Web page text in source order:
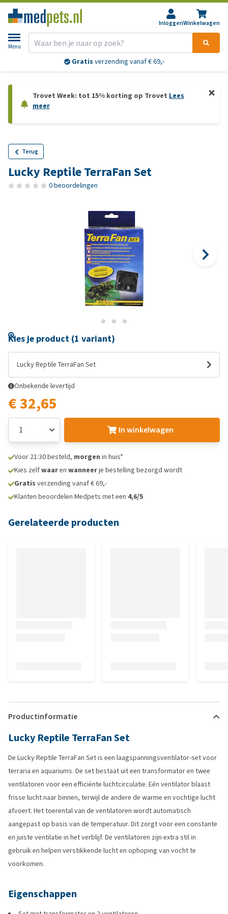
InloggenWinkelwagen
Menu
Gratis verzending vanaf € 69,-
Trovet Week: tot 15% korting op Trovet Lees
meer
Terug
Lucky Reptile TerraFan Set
0 beoordelingen
Kies je product (1 variant)
Lucky Reptile TerraFan Set
Onbekende levertijd
€ 32,65
In winkelwagen
Voor 21:30 besteld, morgen in huis*
Kies zelfwaaren wanneerje bestelling bezorgd wordt
Gratis verzending vanaf € 69,-
Klanten beoordelen Medpets met een 4,6/5
Gerelateerde producten
Productinformatie
Lucky Reptile TerraFan Set
De Lucky Reptile TerraFan Set is een laagspanningsventilator-set voor
terraria en aquariums. De set bestaat uit een transformator en twee
ventilatoren voor een efficiënte luchtcirculatie. Eén ventilator blaast
frisse lucht naar binnen, terwijl de andere de warme en vochtige lucht
afvoert. Het toerental van de ventilatoren wordt automatisch
aangepast op basis van de temperatuur. Dit zorgt voor een constante
en juiste ventilatie in het verblijf. De ventilatoren zijn extra stil in
gebruik en helpen verstikkende lucht en ophoping van vocht te
voorkomen.
Eigenschappen